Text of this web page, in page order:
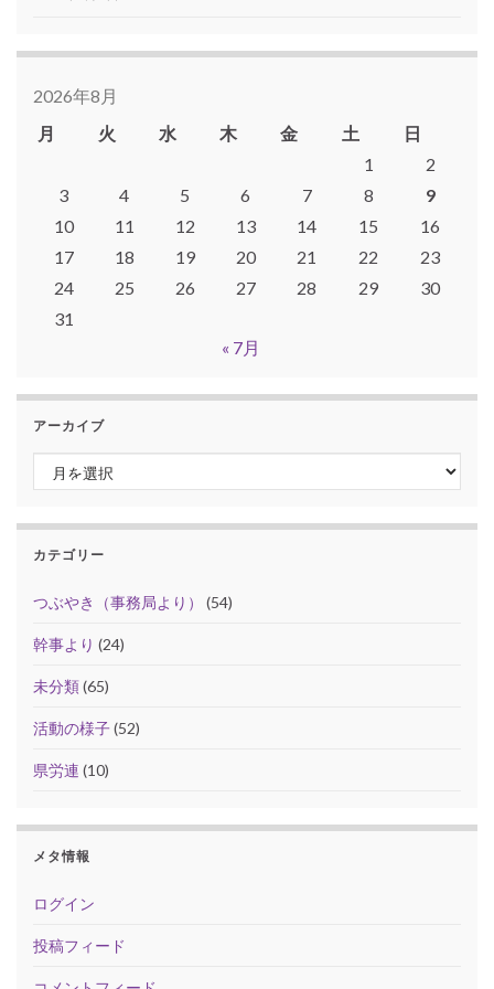
2026年8月
月
火 水 木 金 土
日
1
2
3
4 5 6 7 8
9
10
11 12 13 14 15
16
17
18 19 20 21 22
23
24
25 26 27 28 29
30
31
« 7月
アーカイブ
アーカイブ
カテゴリー
つぶやき（事務局より） (54)
幹事より (24)
未分類(65)
活動の様子(52)
県労連 (10)
メタ情報
ログイン
投稿フィード